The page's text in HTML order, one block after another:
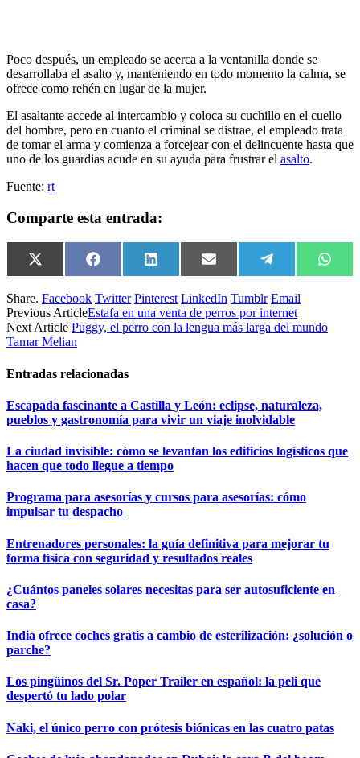
Poco después, un empleado se acerca a la ventanilla donde se
desarrollaba el asalto y, manteniendo en todo momento la calma, se
ofrece como rehén en lugar de la mujer.
El asaltante accede al intercambio y coloca su cuchillo en el cuello
del hombre, pero en cuanto el criminal se distrae, el empleado trata
de tomar el arma y comienza a forcejear con el delincuente hasta que
uno de los guardias acude en su ayuda para frustrar el asalto.
Fuente: rt
Comparte esta entrada:
Compartir
en
X
(Twitter)
Compartir
en
Facebook Compartir
en
LinkedIn
Compartir
en
Email
Compartir
en
Telegram
en
Share. Facebook Twitter Pinterest LinkedIn Tumblr Email
Previous ArticleEstafa en una venta de perros por internet
Next Article Puggy, el perro con la lengua más larga del mundo
Tamar Melian
Entradas relacionadas
Escapada fascinante a Castilla y León: eclipse, naturaleza,
pueblos y gastronomía para vivir un viaje inolvidable
La ciudad invisible: cómo se levantan los edificios logísticos que
hacen que todo llegue a tiempo
Programa para asesorías y cursos para asesorías: cómo
impulsar tu despacho
Entrenadores personales: la guía definitiva para mejorar tu
forma física con seguridad y resultados reales
¿Cuántos paneles solares necesitas para ser autosuficiente en
casa?
India ofrece coches gratis a cambio de esterilización: ¿solución o
parche?
Los pingüinos del Sr. Poper Trailer en español: la peli que
despertó tu lado polar
Naki, el único perro con prótesis biónicas en las cuatro patas